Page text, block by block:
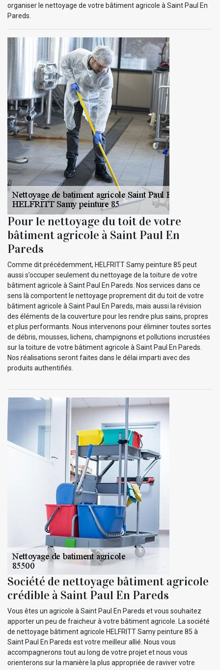
organiser le nettoyage de votre bâtiment agricole à Saint Paul En
Pareds.
Pour le nettoyage du toit de votre
bâtiment agricole à Saint Paul En
Pareds
Comme dit précédemment, HELFRITT Samy peinture 85 peut
aussi s’occuper seulement du nettoyage de la toiture de votre
bâtiment agricole à Saint Paul En Pareds. Nos services dans ce
sens là comportent le nettoyage proprement dit du toit de votre
bâtiment agricole à Saint Paul En Pareds, mais aussi la révision
des éléments de la couverture pour les rendre plus sains, propres
et plus performants. Nous intervenons pour éliminer toutes sortes
de débris, mousses, lichens, champignons et pollutions incrustées
sur la toiture de votre bâtiment agricole à Saint Paul En Pareds.
Nos réalisations seront faites dans le délai imparti avec des
produits authentifiés.
Société de nettoyage bâtiment agricole
crédible à Saint Paul En Pareds
Vous êtes un agricole à Saint Paul En Pareds et vous souhaitez
apporter un peu de fraicheur à votre bâtiment agricole. La société
de nettoyage bâtiment agricole HELFRITT Samy peinture 85 à
Saint Paul En Pareds est votre meilleur allié. Nous vous
accompagnerons tout au long de votre projet et nous vous
orienterons sur la manière la plus appropriée de raviver votre